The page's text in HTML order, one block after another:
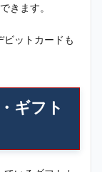
きます。
ビットカードも
ギフト